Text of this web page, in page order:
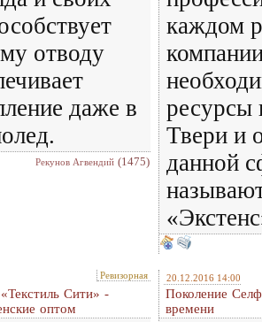
отводу
даже в
Рекунов Агвендий (1475)
каждом
ресурсы
Твери и
данной
Ревизорная
Сити» -
оптом
20.12.2016 14:00
Поколение
времени